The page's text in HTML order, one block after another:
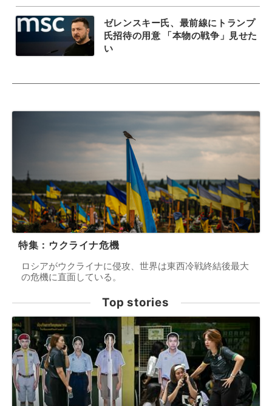
ゼレンスキー氏、最前線にトランプ
氏招待の用意 「本物の戦争」見せた
い
特集：ウクライナ危機
ロシアがウクライナに侵攻、世界は東西冷戦終結後最大
の危機に直面している。
Top stories